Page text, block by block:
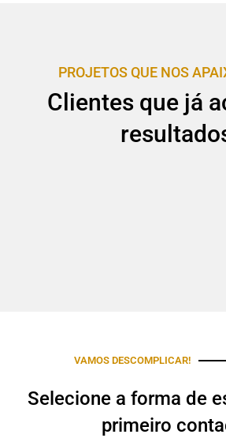
PROJETOS QUE NOS
Clientes que já
VAMOS DESCOMPLICAR!
Selecione a forma de
primeiro